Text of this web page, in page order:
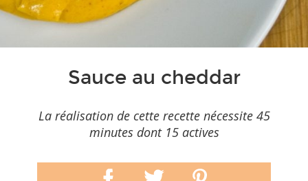
Sauce au cheddar
La réalisation de cette recette nécessite 45
minutes dont 15 actives